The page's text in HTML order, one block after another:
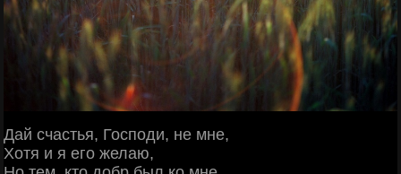
Дай счастья, Господи, не мне,
Хотя и я его желаю,